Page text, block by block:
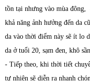
tồn tại nhưng vào mùa đông,
khả năng ảnh hưởng đến da
da vào thời điểm này sẽ ít lo
da ở tuổi 20, sạm đen, khô
- Tiếp theo, khi thời tiết
tự nhiên sẽ diễn ra nhanh